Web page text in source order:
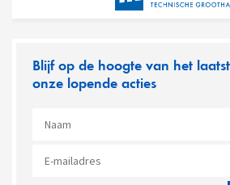
Blijf op de hoogte van het
onze lopende acties